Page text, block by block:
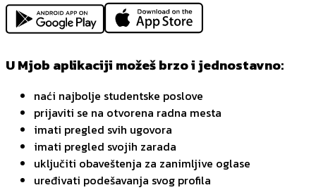
U Mjob aplikaciji možeš brzo i jednostavno:
naći najbolje studentske poslove
prijaviti se na otvorena radna mesta
imati pregled svih ugovora
imati pregled svojih zarada
uključiti obaveštenja za zanimljive oglase
uređivati podešavanja svog profila